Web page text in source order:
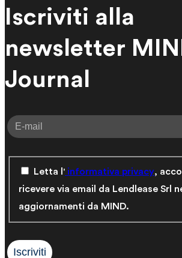
Iscriviti alla
newsletter
Journal
Letta l' informativa privacy,
ricevere via email da Lendlease Srl
aggiornamenti da MIND.